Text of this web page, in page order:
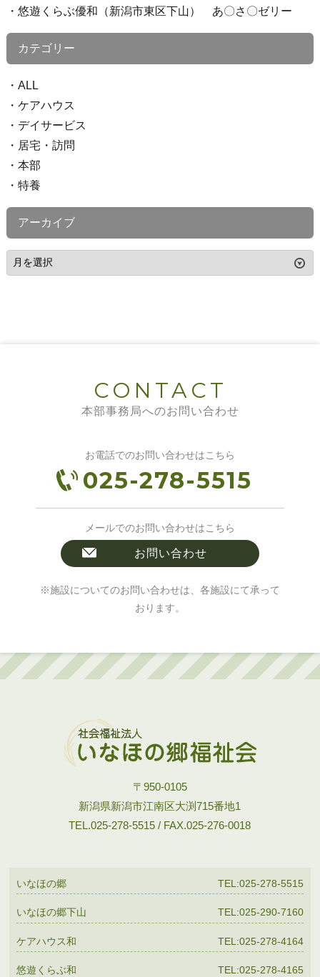
悠遊くらぶ優和（新潟市東区下山） あ〇さ〇ゼリー
カテゴリー
ALL
ケアハウス
デイサービス
居宅・訪問
本部
特養
アーカイブ
CONTACT
本部事務局へのお問い合わせ
お電話でのお問い合わせはこちら
025-278-5515
メールでのお問い合わせはこちら
お問い合わせ
※施設についてのお問い合わせは、各施設にて承って
おります。
〒950-0105
新潟県新潟市江南区大渕715番地1
TEL.025-278-5515 / FAX.025-276-0018
いなほの郷 TEL:025-278-5515
いなほの郷下山 TEL:025-290-7160
ケアハウス和 TEL:025-278-4164
悠遊くらぶ和 TEL:025-278-4165